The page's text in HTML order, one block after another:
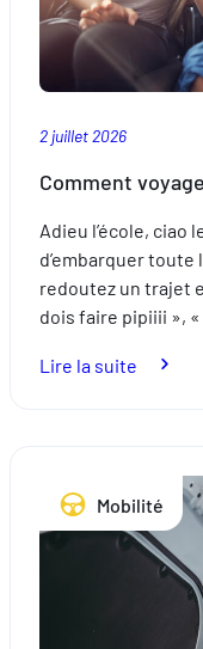
2 juillet 2026
Comment
Adieu l’école, ciao
d’embarquer toute
redoutez un trajet
dois faire pipiiii », «
Lire la suite
les
enfants
cet
Mobilité